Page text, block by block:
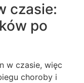
czasie:
po
w czasie, więc
choroby i